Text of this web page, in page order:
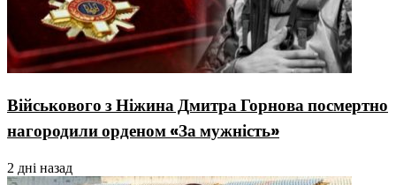
Військового з Ніжина Дмитра Горнова посмертно
нагородили орденом «За мужність»
2 дні назад